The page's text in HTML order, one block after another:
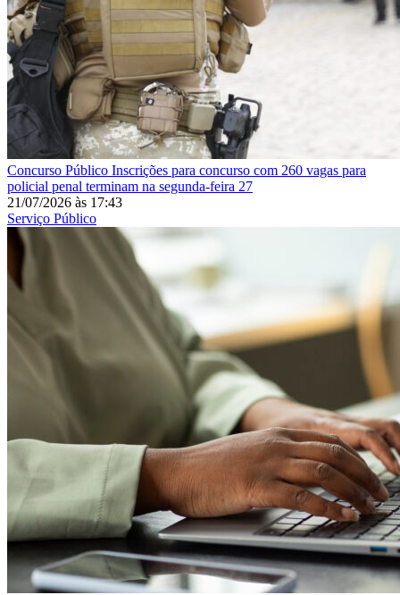
Concurso Público Inscrições para concurso com 260 vagas para
policial penal terminam na segunda-feira 27
21/07/2026 às 17:43
Serviço Público